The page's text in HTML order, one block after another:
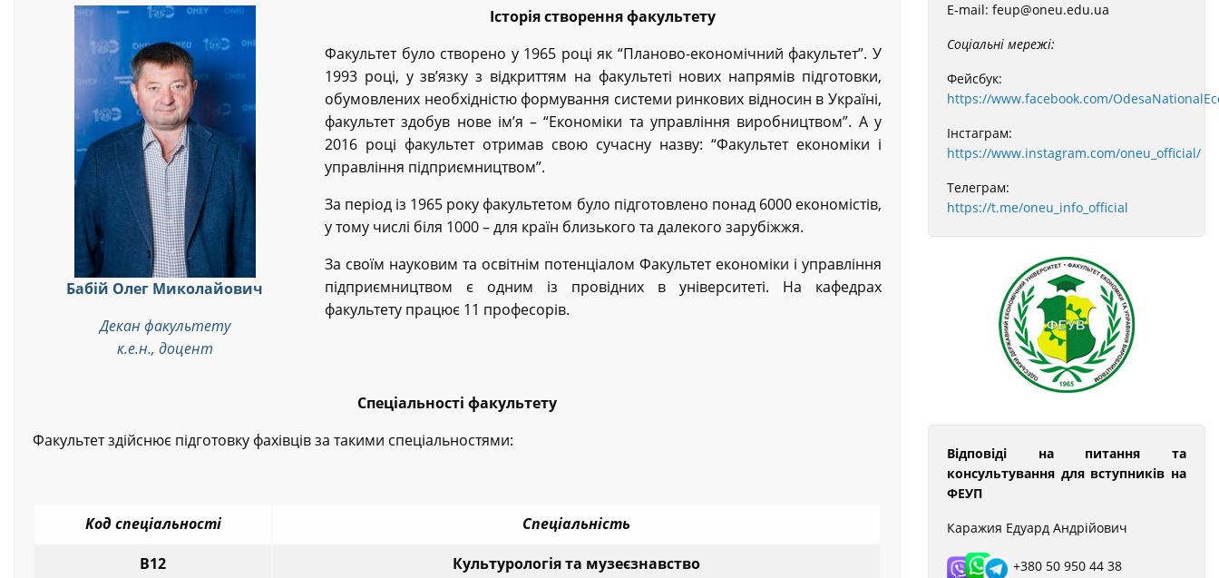
Бабій Олег Миколайович
Декан факультету
к.е.н., доцент
Історія створення факультету
Факультет було створено у 1965 році як “Планово-економічний факультет”. У
1993 році, у зв’язку з відкриттям на факультеті нових напрямів підготовки,
обумовлених необхідністю формування системи ринкових відносин в Україні,
факультет здобув нове ім’я – “Економіки та управління виробництвом”. А у
2016 році факультет отримав свою сучасну назву: “Факультет економіки і
управління підприємництвом”.
За період із 1965 року факультетом було підготовлено понад 6000 економістів,
у тому числі біля 1000 – для країн близького та далекого зарубіжжя.
За своїм науковим та освітнім потенціалом Факультет економіки і управління
підприємництвом є одним із провідних в університеті. На кафедрах
факультету працює 11 професорів.
Спеціальності факультету
Факультет здійснює підготовку фахівців за такими спеціальностями:
Код спеціальності
Спеціальність
В12
Культурологія та музеєзнавство
E-mail: feup@oneu.edu.ua
Соціальні мережі:
Фейсбук:
https://www.facebook.com/
Інстаграм:
https://www.instagram.com/oneu_official/
Телеграм:
https://t.me/oneu_info_official
Відповіді на питання та
консультування для вступників на
ФЕУП
Каражия Едуард Андрійович
+380 50 950 44 38